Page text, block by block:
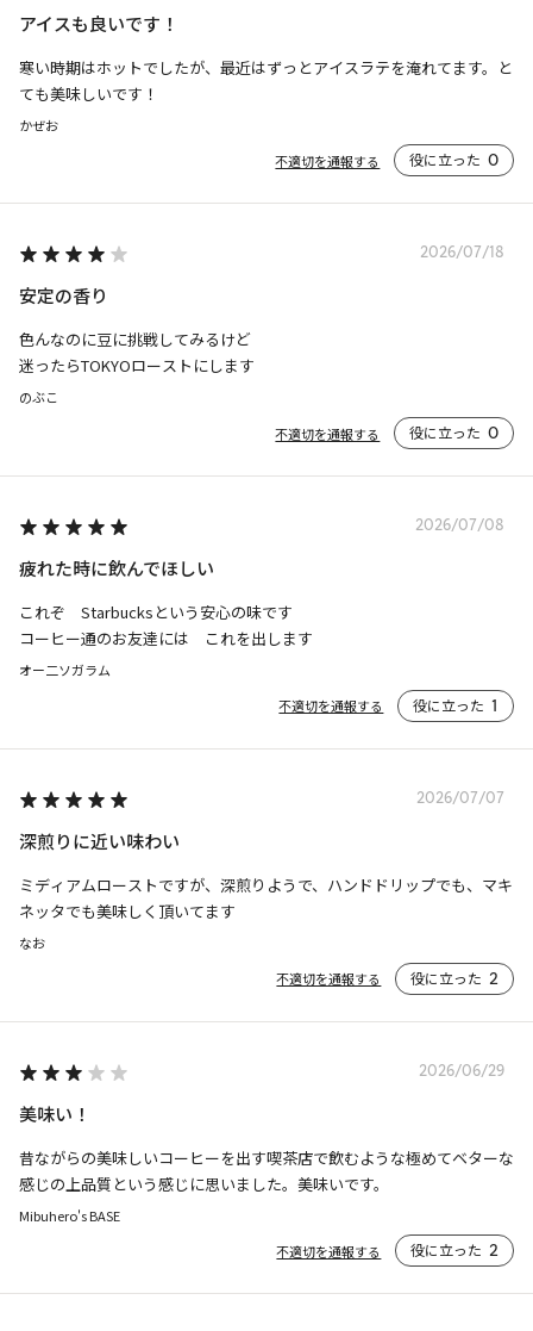
アイスも良いです！
寒い時期はホットでしたが、最近はずっとアイスラテを淹れてます。と
ても美味しいです！
かぜお
不適切を通報する
役に立った 0
2026/07/18
安定の香り
色んなのに豆に挑戦してみるけど
迷ったらTOKYOローストにします
のぶこ
不適切を通報する
役に立った 0
2026/07/08
疲れた時に飲んでほしい
これぞ　Starbucksという安心の味です
コーヒー通のお友達には　これを出します
オー二ソガラム
不適切を通報する
役に立った 1
2026/07/07
深煎りに近い味わい
ミディアムローストですが、深煎りようで、ハンドドリップでも、マキ
ネッタでも美味しく頂いてます
なお
不適切を通報する
役に立った 2
2026/06/29
美味い！
昔ながらの美味しいコーヒーを出す喫茶店で飲むような極めてベターな
感じの上品質という感じに思いました。美味いです。
Mibuhero's BASE
不適切を通報する
役に立った 2